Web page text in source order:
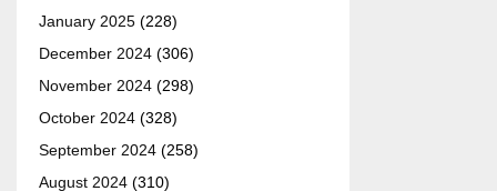
January 2025 (228)
December 2024 (306)
November 2024 (298)
October 2024 (328)
September 2024 (258)
August 2024 (310)